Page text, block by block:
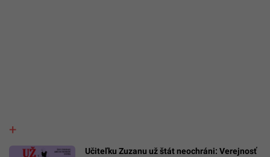
Učiteľku Zuzanu už štát neochráni: Verejnosť